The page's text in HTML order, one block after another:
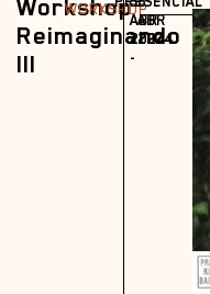
Workshop
Reimaginando
III
WORKSHOP
ABR
2024
-
ABR
2024